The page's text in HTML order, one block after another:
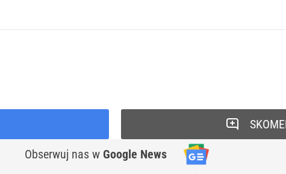
Obserwuj nas w Google News